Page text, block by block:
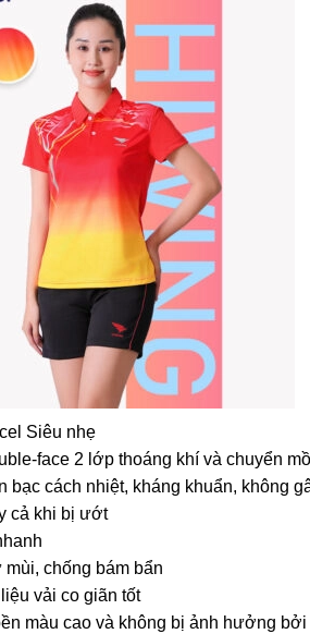
Siêu nhẹ
face 2 lớp thoáng khí và chuyển
bạc cách nhiệt, kháng khuẩn, không
cả khi bị ướt
chống bám bẩn
vải co giãn tốt
màu cao và không bị ảnh hưởng